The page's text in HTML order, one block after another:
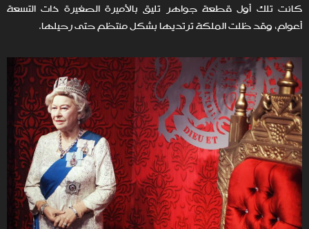
كانت تلك أول قطعة جواهر تليق بالأميرة الصغيرة ذات التسعة
أعوام، وقد ظلت الملكة ترتديها بشكل منتظم حتى رحيلها.